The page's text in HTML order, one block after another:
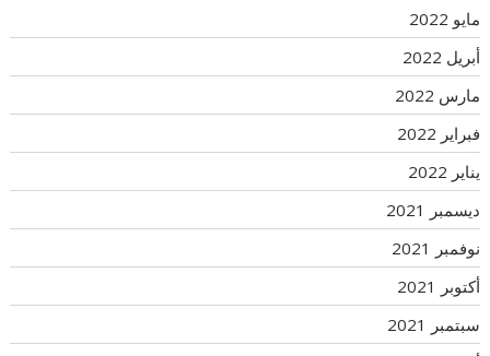
مايو 2022
أبريل 2022
مارس 2022
فبراير 2022
يناير 2022
ديسمبر 2021
نوفمبر 2021
أكتوبر 2021
سبتمبر 2021